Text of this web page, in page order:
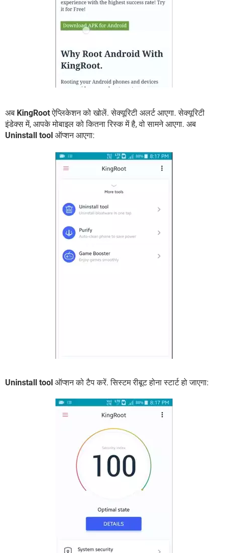
अब KingRootऐप्लिकेशन को खोलें. सेक्यूरिटी अलर्ट आएगा. सेक्यूरिटी
इंडेक्स में, आपके मोबाइल को कितना रिस्क में है, वो सामने आएगा. अब
Uninstall tool ऑप्शन आएगा:
Uninstall tool ऑप्शन को टैप करें. सिस्टम रीबूट होना स्टार्ट हो जाएगा: